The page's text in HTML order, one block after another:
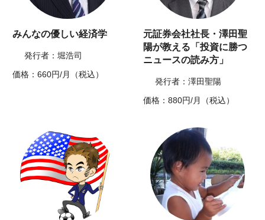
みんなの優しい経済学
発行者：堀浩司
価格：660円/月（税込）
元証券会社社長・澤田聖
陽が教える「投資に勝つ
ニュースの読み方」
発行者：澤田聖陽
価格：880円/月（税込）